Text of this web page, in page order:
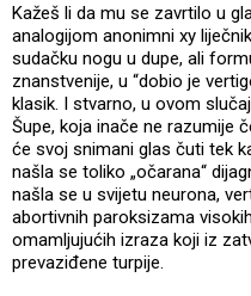
Kažeš li da mu se zavrtilo u
analogijom anonimni xy
sudačku nogu u dupe, ali
znanstvenije, u “dobio je
klasik. I stvarno, u ovom
Šupe, koja inače ne razumije
će svoj snimani glas čuti tek
našla se toliko „očarana“
našla se u svijetu neurona,
abortivnih paroksizama
omamljujućih izraza koji iz
prevaziđene turpije.